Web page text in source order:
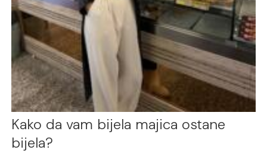
Kako da vam bijela majica ostane
bijela?